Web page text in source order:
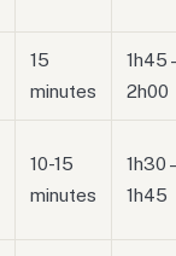
15
minutes
1h45
2h00
10-15
minutes
1h30
1h45